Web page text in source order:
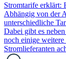
Stromtarife erklärt:
Abhängig von der
unterschiedliche
Dabei gibt es
noch einige
Stromlieferanten